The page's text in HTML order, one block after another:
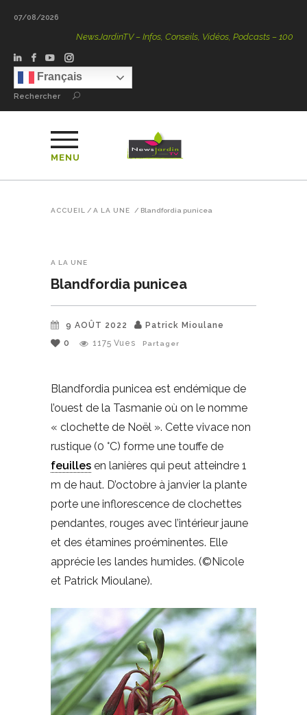
07/08/2026
NewsJardinTV – Infos, Conseils, Vidéos, Podcasts – 100 %
Français
Rechercher
MENU
ACCUEIL / A LA UNE / Blandfordia punicea
A LA UNE
Blandfordia punicea
9 AOÛT 2022
Patrick Mioulane
0
1175 Vues Partager
Blandfordia punicea est endémique de
l’ouest de la Tasmanie où on le nomme
« clochette de Noël ». Cette vivace non
rustique (0 °C) forme une touffe de
feuilles en lanières qui peut atteindre 1
m de haut. D’octobre à janvier la plante
porte une inflorescence de clochettes
pendantes, rouges avec l’intérieur jaune
et des étamines proéminentes. Elle
apprécie les landes humides. (©Nicole
et Patrick Mioulane).